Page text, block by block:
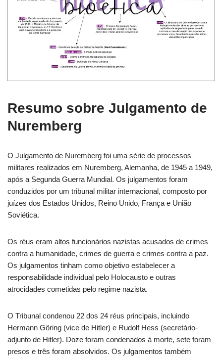
Resumo sobre Julgamento de
Nuremberg
O Julgamento de Nuremberg foi uma série de processos
militares realizados em Nuremberg, Alemanha, de 1945 a 1949,
após a Segunda Guerra Mundial. Os julgamentos foram
conduzidos por um tribunal militar internacional, composto por
juízes dos Estados Unidos, Reino Unido, França e União
Soviética.
Os réus eram altos funcionários nazistas acusados de crimes
contra a humanidade, crimes de guerra e crimes contra a paz.
Os julgamentos tinham como objetivo estabelecer a
responsabilidade individual pelo Holocausto e outras
atrocidades cometidas pelo regime nazista.
O Tribunal condenou 22 dos 24 réus principais, incluindo
Hermann Göring (vice de Hitler) e Rudolf Hess (secretário-
adjunto de Hitler). Doze foram condenados à morte, sete foram
presos e três foram absolvidos. Os julgamentos também